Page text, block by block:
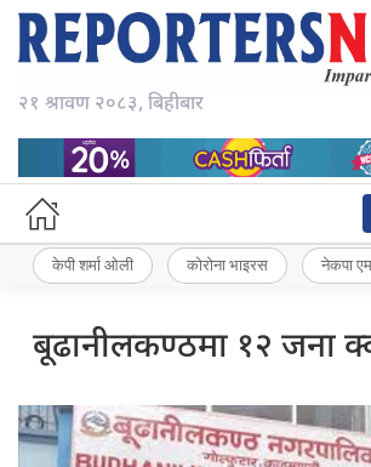
२१ श्रावण २०८३, बिहीबार
केपी शर्मा ओली कोरोना भाइरस नेकपा
बूढानीलकण्ठमा १२ जना